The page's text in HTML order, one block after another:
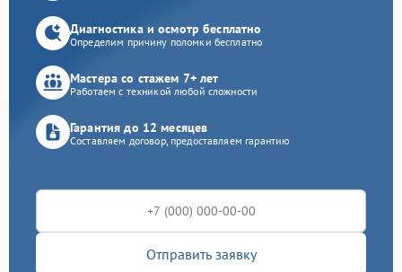
Диагностика и осмотр бесплатно
Определим причину поломки бесплатно
Мастера со стажем 7+ лет
Работаем с техникой любой сложности
Гарантия до 12 месяцев
Составляем договор, предоставляем гарантию
Отправить заявку